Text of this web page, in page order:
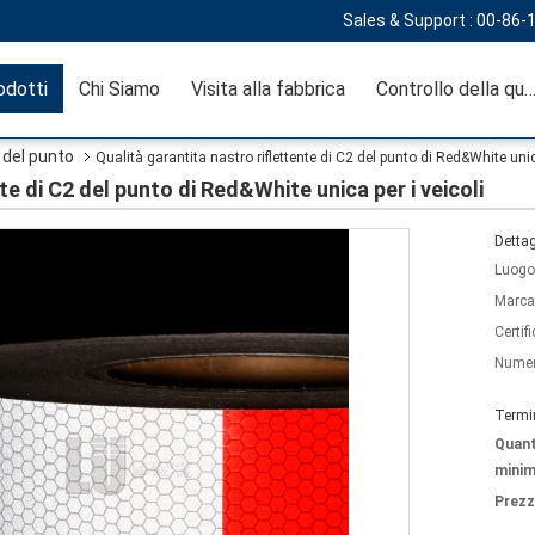
Sales & Support : 00-86-
Chi Siamo Visita alla fabbrica Controllo della qualità
punto Qualità garantita nastro riflettente di C2 del punto di Red&White
C2 del punto di Red&White unica per i veicoli